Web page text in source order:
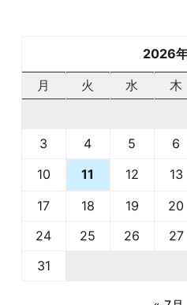
2026
月
火 水 木
3
4 5 6
10
11 12 13
17
18 19 20
24
25 26 27
31